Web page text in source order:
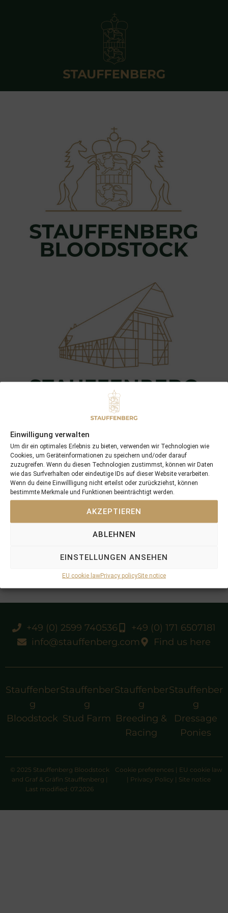
Einwilligung verwalten
Um dir ein optimales Erlebnis zu bieten, verwenden wir Technologien wie
Cookies, um Geräteinformationen zu speichern und/oder darauf
zuzugreifen. Wenn du diesen Technologien zustimmst, können wir Daten
wie das Surfverhalten oder eindeutige IDs auf dieser Website verarbeiten.
Wenn du deine Einwillligung nicht erteilst oder zurückziehst, können
bestimmte Merkmale und Funktionen beeinträchtigt werden.
AKZEPTIEREN
ABLEHNEN
EINSTELLUNGEN ANSEHEN
EU cookie lawPrivacy policySite notice
+49 (0) 2599 740536
+49 (0) 171 6507181
info@stauffenberg.com
Find us here
Stauffenber
g
Bloodstock
Stauffenber
g
Stud Farm
Stauffenber
g
Breeding &
Racing
Stauffenber
g
Dressage
Ponies
© 2025 Stauffenberg Bloodstock
and Graf & Gräfin Stauffenberg |
Last modified: 07.2026
Cookie preferences | EU cookie law
| Privacy Policy | Site notice